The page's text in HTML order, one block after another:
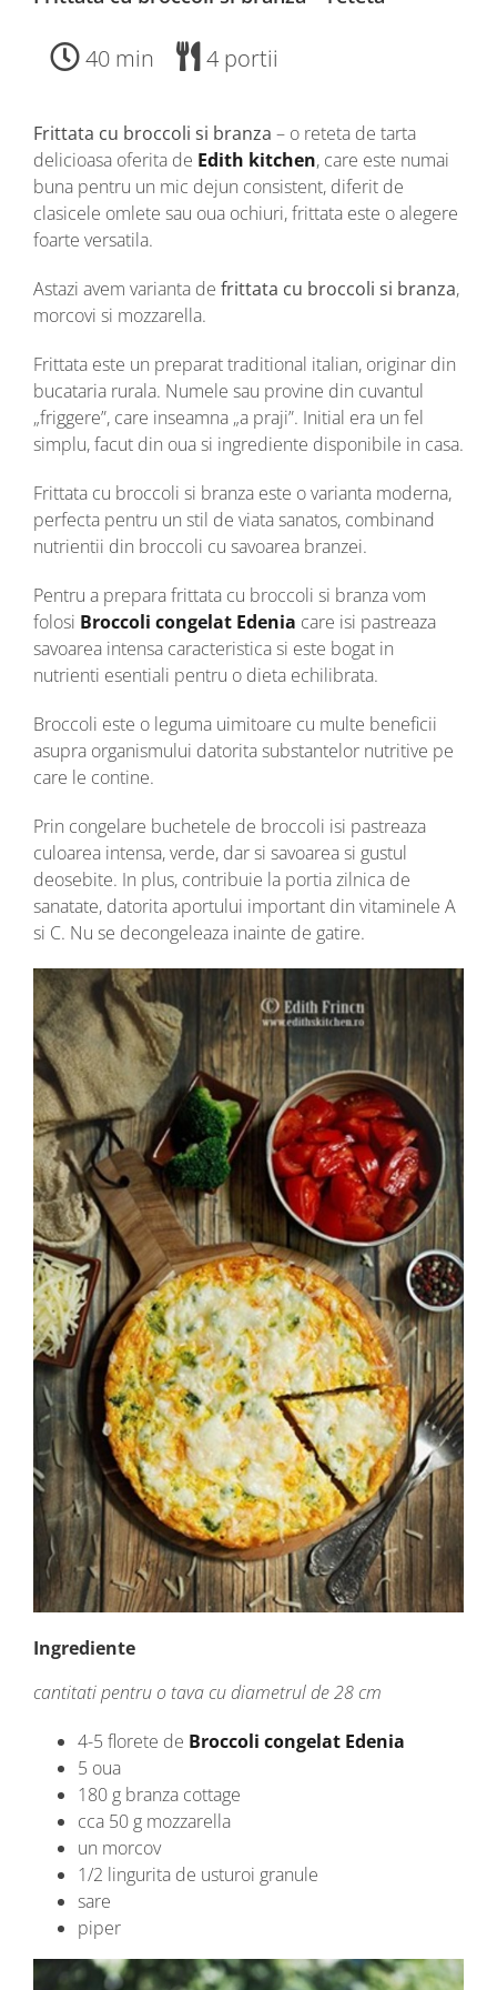
40 min 4 portii
Frittata cu broccoli si branza – o reteta de tarta
delicioasa oferita de Edith kitchen, care este numai
buna pentru un mic dejun consistent, diferit de
clasicele omlete sau oua ochiuri, frittata este o alegere
foarte versatila.
Astazi avem varianta de frittata cu broccoli si branza,
morcovi si mozzarella.
Frittata este un preparat traditional italian, originar din
bucataria rurala. Numele sau provine din cuvantul
„friggere”, care inseamna „a praji”. Initial era un fel
simplu, facut din oua si ingrediente disponibile in casa.
Frittata cu broccoli si branza este o varianta moderna,
perfecta pentru un stil de viata sanatos, combinand
nutrientii din broccoli cu savoarea branzei.
Pentru a prepara frittata cu broccoli si branza vom
folosi Broccoli congelat Edenia care isi pastreaza
savoarea intensa caracteristica si este bogat in
nutrienti esentiali pentru o dieta echilibrata.
Broccoli este o leguma uimitoare cu multe beneficii
asupra organismului datorita substantelor nutritive pe
care le contine.
Prin congelare buchetele de broccoli isi pastreaza
culoarea intensa, verde, dar si savoarea si gustul
deosebite. In plus, contribuie la portia zilnica de
sanatate, datorita aportului important din vitaminele A
si C. Nu se decongeleaza inainte de gatire.
Ingrediente
cantitati pentru o tava cu diametrul de 28 cm
4-5 florete de Broccoli congelat Edenia
5 oua
180 g branza cottage
cca 50 g mozzarella
un morcov
1/2 lingurita de usturoi granule
sare
piper